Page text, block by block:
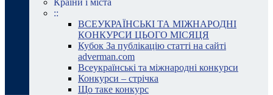
Країни і міста
::
ВСЕУКРАЇНСЬКІ ТА МІЖНАРОДНІ
КОНКУРСИ ЦЬОГО МІСЯЦЯ
Кубок За публікацію статті на сайті
adverman.com
Всеукраїнські та міжнародні конкурси
Конкурси – стрічка
Що таке конкурс